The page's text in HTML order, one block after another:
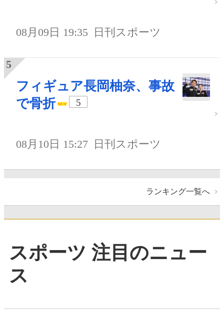
08月09日 19:35 日刊スポーツ
フィギュア長岡柚奈、事故
で骨折
5
08月10日 15:27 日刊スポーツ
ランキング一覧へ
スポーツ 注目のニュー
ス